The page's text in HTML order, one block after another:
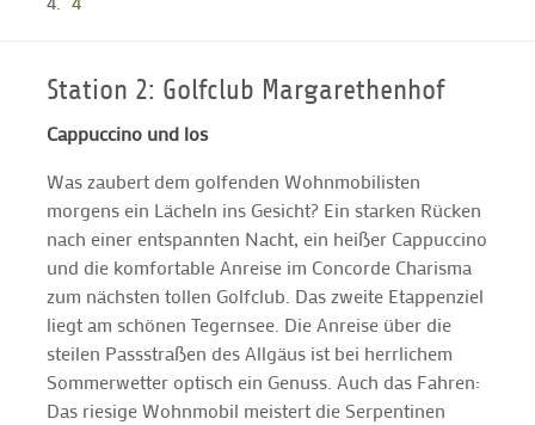
Station 2: Golfclub Margarethenhof
Cappuccino und los
Was zaubert dem golfenden Wohnmobilisten
morgens ein Lächeln ins Gesicht? Ein starken Rücken
nach einer entspannten Nacht, ein heißer Cappuccino
und die komfortable Anreise im Concorde Charisma
zum nächsten tollen Golfclub. Das zweite Etappenziel
liegt am schönen Tegernsee. Die Anreise über die
steilen Passstraßen des Allgäus ist bei herrlichem
Sommerwetter optisch ein Genuss. Auch das Fahren:
Das riesige Wohnmobil meistert die Serpentinen